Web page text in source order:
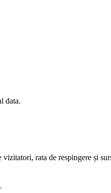
data.
rata de respingere și